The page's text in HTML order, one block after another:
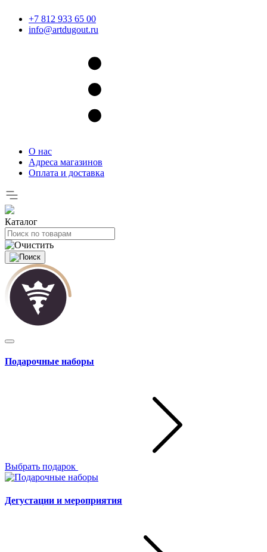
+7 812 933 65 00
info@artdugout.ru
О нас
Адреса магазинов
Оплата и доставка
Каталог
Подарочные наборы
Выбрать подарок
Дегустации и мероприятия